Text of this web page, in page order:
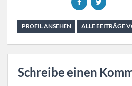
PROFIL ANSEHEN ALLE BEITRÄGE
Schreibe einen